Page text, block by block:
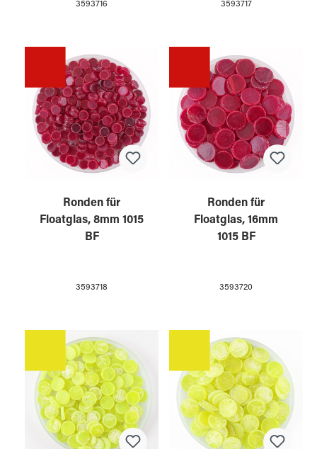
3593716 3593717
Ronden für
Floatglas, 8mm 1015
BF
3593718
Ronden für
Floatglas, 16mm
1015 BF
3593720